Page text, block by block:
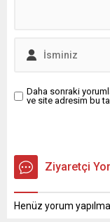
Daha sonraki
ve site adresim bu
Ziyaretçi
Henüz yorum